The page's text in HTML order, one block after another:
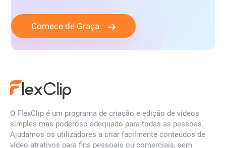
Comece de Graça
O FlexClip é um programa de criação e edição de vídeos
simples mas poderoso adequado para todas as pessoas.
Ajudamos os utilizadores a criar facilmente conteúdos de
vídeo atrativos para fins pessoais ou comerciais, sem